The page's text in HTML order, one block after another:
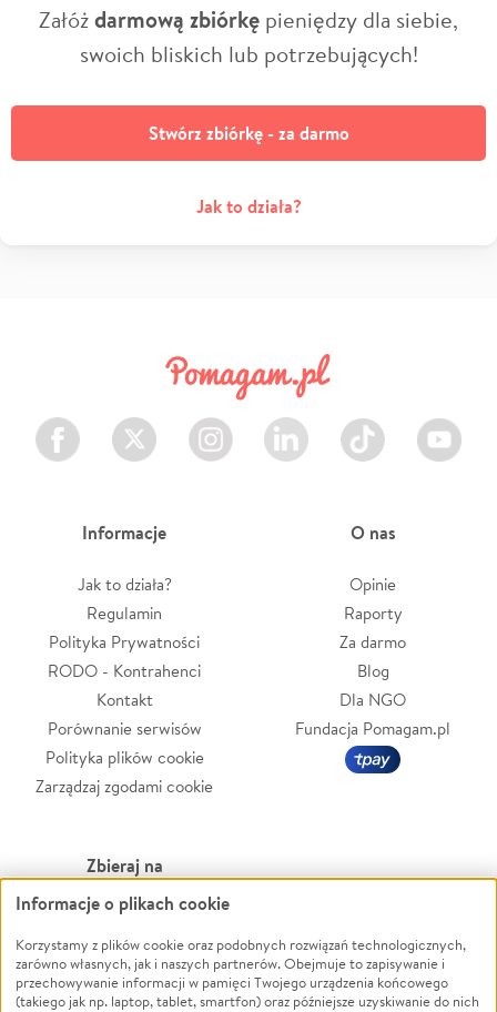
Załóżdarmową zbiórkę pieniędzy dla siebie,
swoich bliskich lub potrzebujących!
Stwórz zbiórkę - za darmo
Jak to działa?
Facebook Twitter Instagram LinkedIn TikTok Youtube
Informacje
Jak to działa?
Regulamin
Polityka Prywatności
RODO - Kontrahenci
Kontakt
Porównanie serwisów
Polityka plików cookie
Zarządzaj zgodami cookie
O nas
Opinie
Raporty
Za darmo
Blog
Dla NGO
Fundacja Pomagam.pl
Zbieraj na
Leczenie
Zwierzęta
Pożar
Ukraina
Powódź
Wichura
NGO
Informacje o plikach cookie
Korzystamy z plików cookie oraz podobnych rozwiązań technologicznych,
zarówno własnych, jak i naszych partnerów. Obejmuje to zapisywanie i
przechowywanie informacji w pamięci Twojego urządzenia końcowego
(takiego jak np. laptop, tablet, smartfon) oraz późniejsze uzyskiwanie do nich